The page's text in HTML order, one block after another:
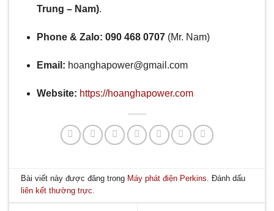
Trung – Nam).
Phone & Zalo: 090 468 0707(Mr. Nam)
Email: hoanghapower@gmail.com
Website: https://hoanghapower.com
Bài viết này được đăng trong Máy phát điện Perkins. Đánh dấu
liên kết thường trực.